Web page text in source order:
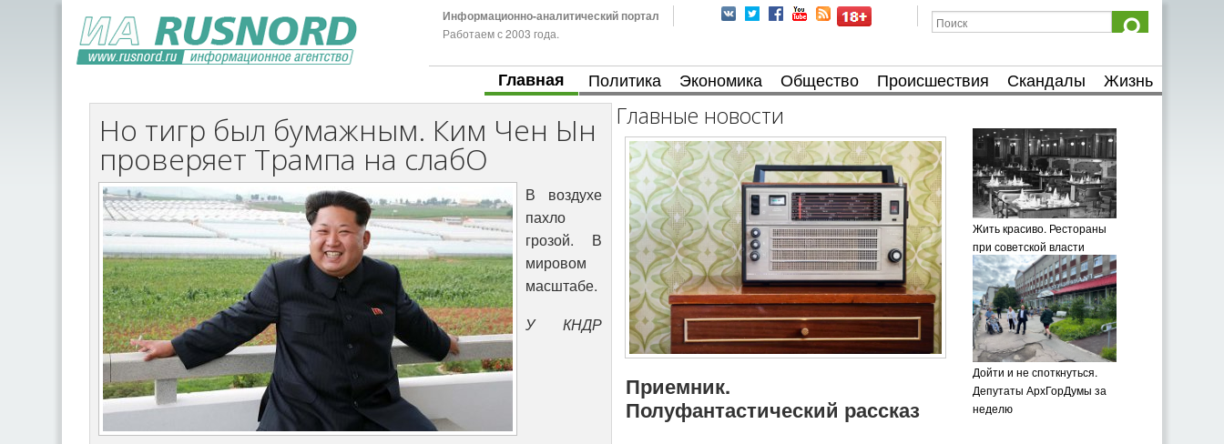
Информационно-аналитический портал
Работаем с 2003 года.
Главная Политика Экономика Общество Происшествия Скандалы Жизнь
Но тигр был бумажным. Ким Чен Ын
проверяет Трампа на слабО
В воздухе
пахло
грозой. В
мировом
масштабе.
У КНДР
Главные новости
Приемник.
Полуфантастический рассказ
Жить красиво. Рестораны
при советской власти
Дойти и не споткнуться.
Депутаты АрхГорДумы за
неделю